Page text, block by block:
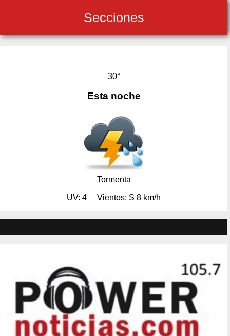
Secciones
30°
Esta noche
Tormenta
UV: 4 Vientos: S 8 km/h